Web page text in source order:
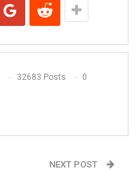
32683 Posts 0
NEXT POST